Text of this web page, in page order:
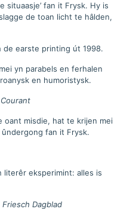
situaasje’ fan it Frysk. Hy is
de toan licht te hâlden,
earste printing út 1998.
yn parabels en ferhalen
en humoristysk.
oant misdie, hat te krijen mei
fan it Frysk.
literêr eksperimint: alles is
Friesch Dagblad